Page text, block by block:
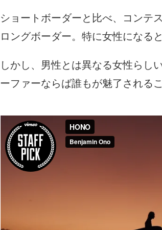
ショートボーダーと比べ、コンテ
ロングボーダー。特に女性になる
しかし、男性とは異なる女性らし
ーファーならば誰もが魅了される